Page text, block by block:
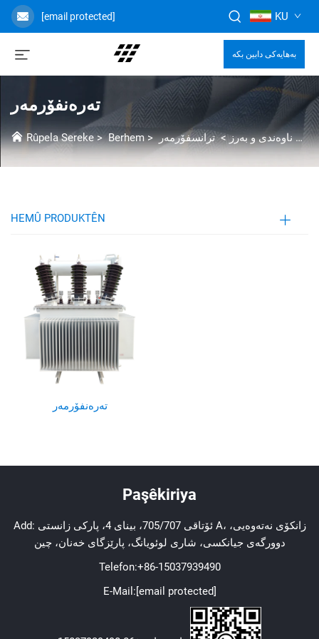
[email protected] KU
بەهایەکی دابین بکە
تەرەنفۆرمەر
Rûpela Sereke>Berhem> گواستنەوە و بەشدارکردنی ولتاژی ناوەندی و بەرز>ترانسفۆرمەر
HEMÛ PRODUKTÊN
تەرەنفۆرمەر
Paşêkiriya
Add: ئۆتاقی 705/707، بینای 4، پارکی زانستی A، زانکۆی نەتەوەیی،
دوورگەی جیانکسی، شاری لوئویانگ، پارێزگای خەنان، چین
Telefon:+86-15037939490
E-Mail:[email protected]